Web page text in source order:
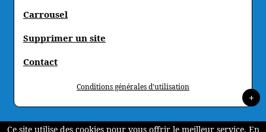
Carrousel
Supprimer un site
Contact
Conditions générales d'utilisation
+
Ce site utilise des cookies pour vous offrir le meilleur service. En